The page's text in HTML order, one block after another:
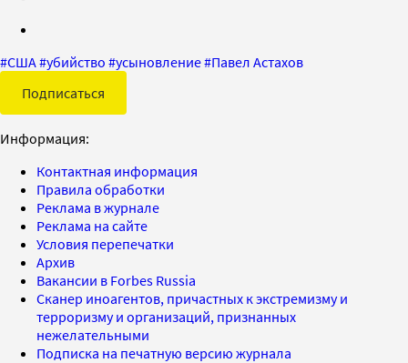
#США#убийство #усыновление#Павел Астахов
Подписаться
Информация:
Контактная информация
Правила обработки
Реклама в журнале
Реклама на сайте
Условия перепечатки
Архив
Вакансии в Forbes Russia
Сканер иноагентов, причастных к экстремизму и
терроризму и организаций, признанных
нежелательными
Подписка на печатную версию журнала